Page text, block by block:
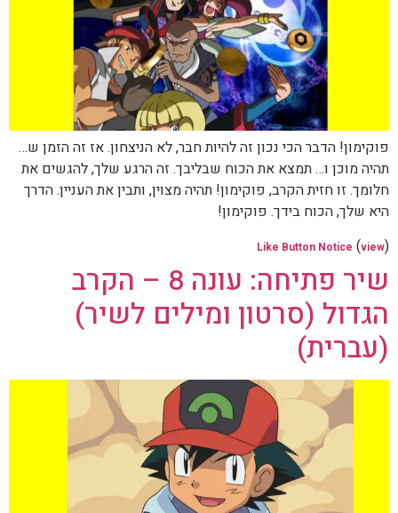
פוקימון! הדבר הכי נכון זה להיות חבר, לא הניצחון. אז זה הזמן ש…
תהיה מוכן ו… תמצא את הכוח שבליבך. זה הרגע שלך, להגשים את
חלומך. זו חזית הקרב, פוקימון! תהיה מצוין, ותבין את העניין. הדרך
היא שלך, הכוח בידך. פוקימון!
Like Button Notice (view)
שיר פתיחה: עונה 8 – הקרב
הגדול (סרטון ומילים לשיר)
(עברית)